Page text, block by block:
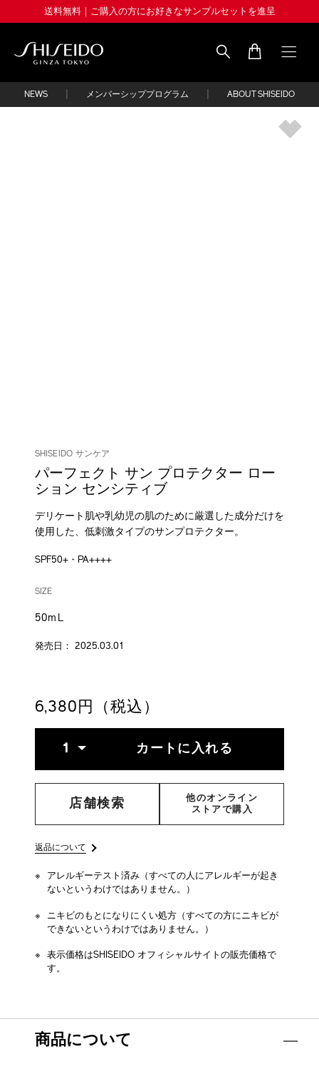
content
送料無料｜ご購入の方にお好きなサンプルセットを進呈
Shiseido
NEWS メンバーシッププログラム ABOUT SHISEIDO
SHISEIDO サンケア
パーフェクト サン プロテクター ロー
ション センシティブ
デリケート肌や乳幼児の肌のために厳選した成分だけを
使用した、低刺激タイプのサンプロテクター。
SPF50+・PA++++
DETAILS
/shiseido-
sun-
lotion-
商
番
4514254201510
VARIATIONS
SIZE
50mL
発売日： 2025.03.01
6,380円（税込）
OPTIONS
ACTIONS
1 カートに入れる
店舗検索
他のオンライン
ストアで購入
返品について
アレルギーテスト済み（すべての人にアレルギーが起き
ないというわけではありません。）
ニキビのもとになりにくい処方（すべての方にニキビが
できないというわけではありません。）
表示価格はSHISEIDO オフィシャルサイトの販売価格で
す。
商品について